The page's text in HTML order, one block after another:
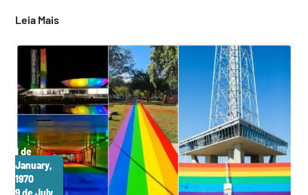
Leia Mais
1 de
January,
1970
9 de July,